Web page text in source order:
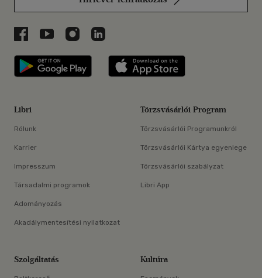
Libri a Facebookon
Libri a Youtube-on
Libri az Instagramon
Libri a LinkedInen
Libri applikáció Szerezd meg: Google
Libri
Rólunk
Karrier
Impresszum
Társadalmi programok
Adományozás
Akadálymentesítési nyilatkozat
Törzsvásárlói Program
Törzsvásárlói Programunkról
Törzsvásárlói Kártya egyenlege
Törzsvásárlói szabályzat
Libri App
Szolgáltatás Kultúra